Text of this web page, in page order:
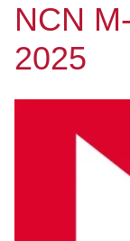
NCN
2025